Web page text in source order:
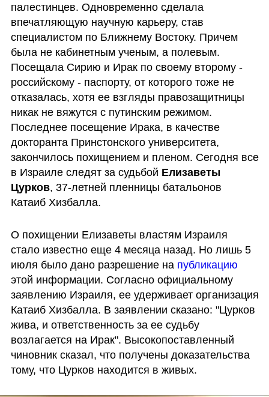
палестинцев. Одновременно сделала
впечатляющую научную карьеру, став
специалистом по Ближнему Востоку. Причем
была не кабинетным ученым, а полевым.
Посещала Сирию и Ирак по своему второму -
российскому - паспорту, от которого тоже не
отказалась, хотя ее взгляды правозащитницы
никак не вяжутся с путинским режимом.
Последнее посещение Ирака, в качестве
докторанта Принстонского университета,
закончилось похищением и пленом. Сегодня все
в Израиле следят за судьбой Елизаветы
Цурков, 37-летней пленницы батальонов
Катаиб Хизбалла.
О похищении Елизаветы властям Израиля
стало известно еще 4 месяца назад. Но лишь 5
июля было дано разрешение на
этой информации. Согласно официальному
заявлению Израиля, ее удерживает организация
Катаиб Хизбалла. В заявлении сказано: "Цурков
жива, и ответственность за ее судьбу
возлагается на Ирак". Высокопоставленный
чиновник сказал, что получены доказательства
тому, что Цурков находится в живых.